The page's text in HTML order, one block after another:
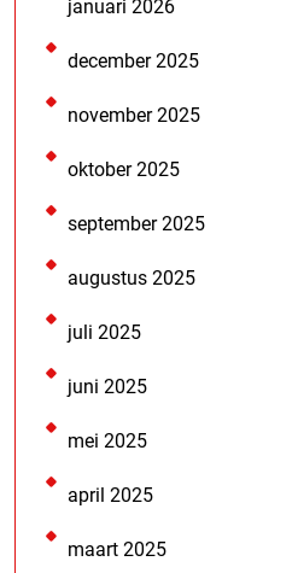
januari 2026
december 2025
november 2025
oktober 2025
september 2025
augustus 2025
juli 2025
juni 2025
mei 2025
april 2025
maart 2025